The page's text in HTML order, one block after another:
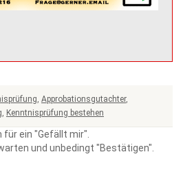
, Approbationsgutachter,
, Kenntnisprüfung bestehen
für ein "Gefällt mir".
und unbedingt "Bestätigen".